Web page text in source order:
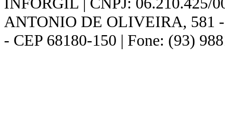
ANTONIO DE OLIVEIRA, 581
- CEP 68180-150 | Fone: (93)